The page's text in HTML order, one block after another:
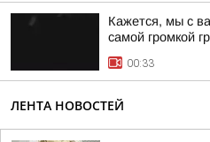
Кажется, мы с
самой громкой
00:33
ЛЕНТА НОВОСТЕЙ